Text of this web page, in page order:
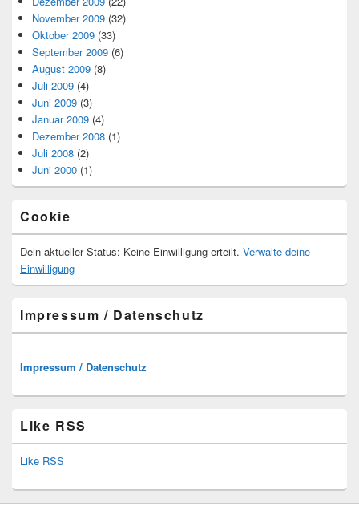
November 2009 (32)
Oktober 2009 (33)
September 2009 (6)
August 2009 (8)
Juli 2009 (4)
Juni 2009 (3)
Januar 2009 (4)
Dezember 2008 (1)
Juli 2008 (2)
Juni 2000 (1)
Cookie
Dein aktueller Status: Keine Einwilligung erteilt. Verwalte deine
Einwilligung
Impressum / Datenschutz
Impressum / Datenschutz
Like RSS
Like RSS